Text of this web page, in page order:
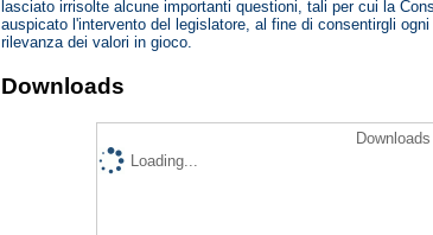
lasciato irrisolte alcune importanti questioni, tali per cui la
auspicato l'intervento del legislatore, al fine di consentirgli
rilevanza dei valori in gioco.
Downloads
Loading...